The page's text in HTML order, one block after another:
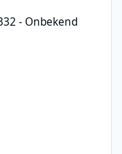
- Onbekend